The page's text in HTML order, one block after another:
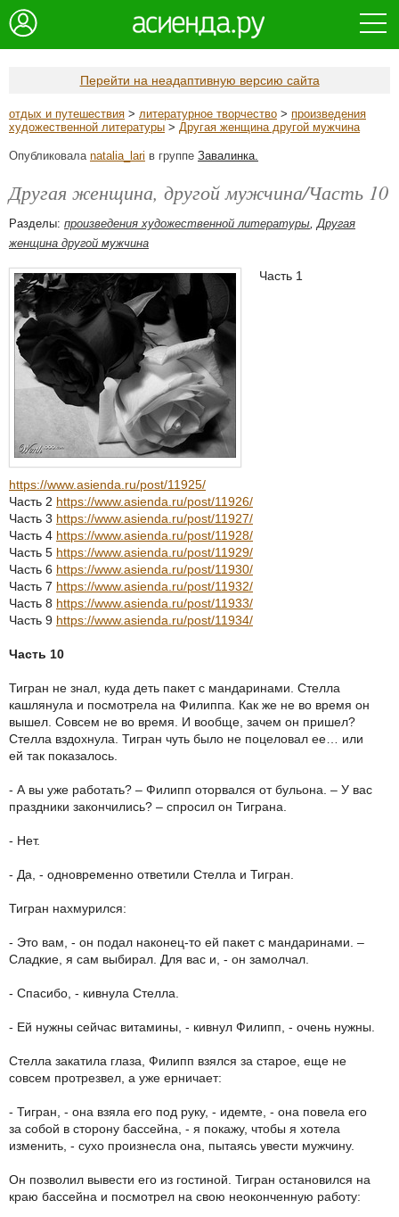
Перейти на неадаптивную версию сайта
отдых и путешествия > литературное творчество > произведения
художественной литературы > Другая женщина другой мужчина
Опубликовала natalia_lari в группе Завалинка.
Другая женщина, другой мужчина/Часть 10
Разделы: произведения художественной литературы,Другая
женщина другой мужчина
Часть 1
https://www.asienda.ru/post/11925/
Часть 2 https://www.asienda.ru/post/11926/
Часть 3 https://www.asienda.ru/post/11927/
Часть 4 https://www.asienda.ru/post/11928/
Часть 5 https://www.asienda.ru/post/11929/
Часть 6 https://www.asienda.ru/post/11930/
Часть 7 https://www.asienda.ru/post/11932/
Часть 8 https://www.asienda.ru/post/11933/
Часть 9 https://www.asienda.ru/post/11934/
Часть 10
Тигран не знал, куда деть пакет с мандаринами. Стелла
кашлянула и посмотрела на Филиппа. Как же не во время он
вышел. Совсем не во время. И вообще, зачем он пришел?
Стелла вздохнула. Тигран чуть было не поцеловал ее… или
ей так показалось.
- А вы уже работать? – Филипп оторвался от бульона. – У вас
праздники закончились? – спросил он Тиграна.
- Нет.
- Да, - одновременно ответили Стелла и Тигран.
Тигран нахмурился:
- Это вам, - он подал наконец-то ей пакет с мандаринами. –
Сладкие, я сам выбирал. Для вас и, - он замолчал.
- Спасибо, - кивнула Стелла.
- Ей нужны сейчас витамины, - кивнул Филипп, - очень нужны.
Стелла закатила глаза, Филипп взялся за старое, еще не
совсем протрезвел, а уже ерничает:
- Тигран, - она взяла его под руку, - идемте, - она повела его
за собой в сторону бассейна, - я покажу, чтобы я хотела
изменить, - сухо произнесла она, пытаясь увести мужчину.
Он позволил вывести его из гостиной. Тигран остановился на
краю бассейна и посмотрел на свою неоконченную работу: